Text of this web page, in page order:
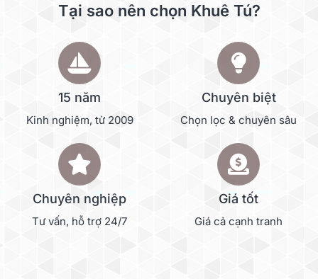
Tại sao nên chọn Khuê Tú?
15 năm
Kinh nghiệm, từ 2009
Chuyên biệt
Chọn lọc & chuyên sâu
Chuyên nghiệp
Tư vấn, hỗ trợ 24/7
Giá tốt
Giá cả cạnh tranh